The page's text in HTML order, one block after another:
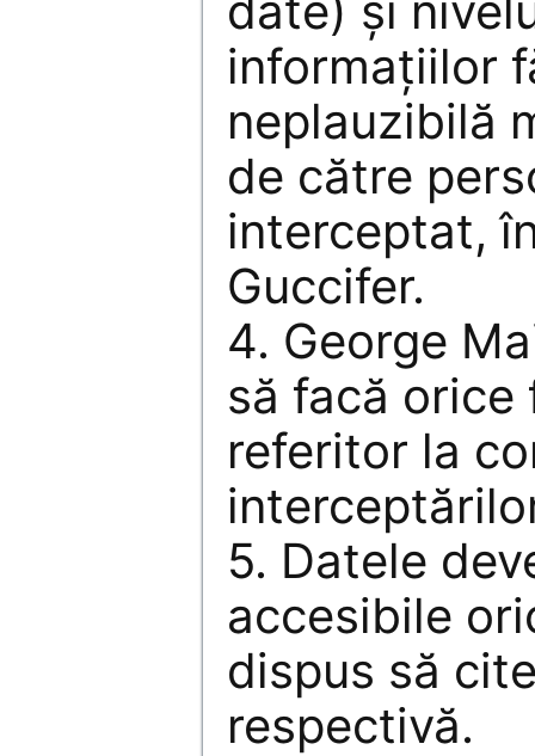
informațiilor
neplauzibilă
de către
interceptat,
Guccifer.
4. George
să facă orice
referitor la
5. Datele
accesibile
dispus să
respectivă.